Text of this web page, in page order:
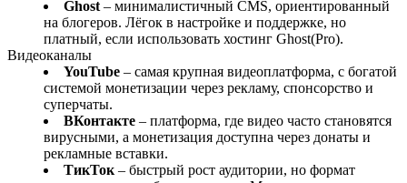
Ghost – минималистичный CMS, ориентированный
на блогеров. Лёгок в настройке и поддержке, но
платный, если использовать хостинг Ghost(Pro).
Видеоканалы
YouTube – самая крупная видеоплатформа, с богатой
системой монетизации через рекламу, спонсорство и
суперчаты.
ВКонтакте – платформа, где видео часто становятся
вирусными, а монетизация доступна через донаты и
рекламные вставки.
ТикТок – быстрый рост аудитории, но формат